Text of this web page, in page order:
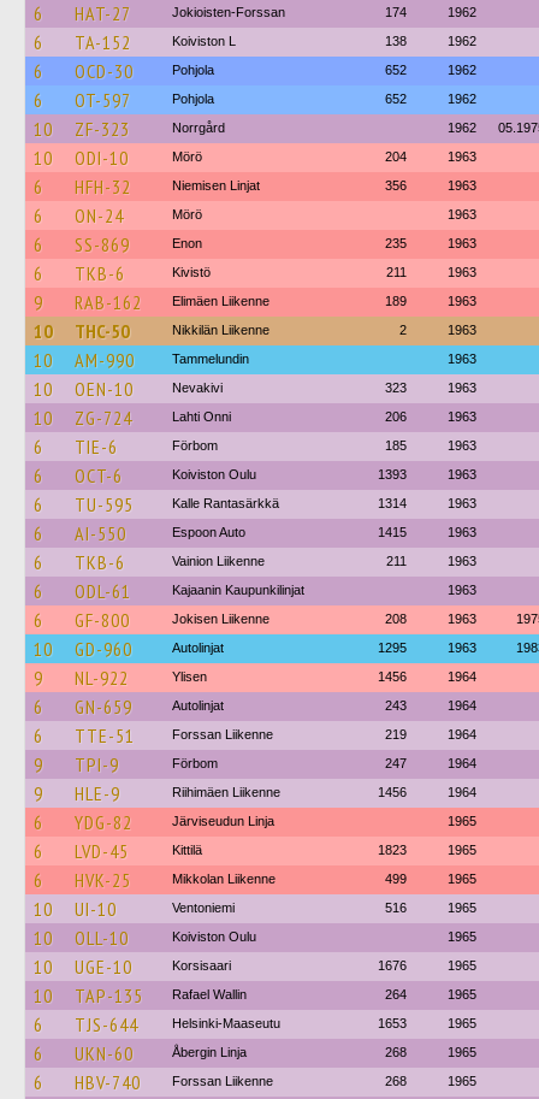
6 HAT-27 Jokioisten-Forssan 174 1962
6 TA-152 Koiviston L 138 1962
6 OCD-30 Pohjola 652 1962
6 OT-597 Pohjola 652 1962
10 ZF-323 Norrgård 1962
10 ODI-10 Mörö 204 1963
6 HFH-32 Niemisen Linjat 356 1963
6 ON-24 Mörö 1963
6 SS-869 Enon 235 1963
6 TKB-6 Kivistö 211 1963
9 RAB-162 Elimäen Liikenne 189 1963
10 THC-50 Nikkilän Liikenne 2 1963
10 AM-990 Tammelundin 1963
10 OEN-10 Nevakivi 323 1963
10 ZG-724 Lahti Onni 206 1963
6 TIE-6 Förbom 185 1963
6 OCT-6 Koiviston Oulu 1393 1963
6 TU-595 Kalle Rantasärkkä 1314 1963
6 AI-550 Espoon Auto 1415 1963
6 TKB-6 Vainion Liikenne 211 1963
6 ODL-61 Kajaanin Kaupunkilinjat 1963
6 GF-800 Jokisen Liikenne 208 1963
10 GD-960 Autolinjat 1295 1963
9 NL-922 Ylisen 1456 1964
6 GN-659 Autolinjat 243 1964
6 TTE-51 Forssan Liikenne 219 1964
9 TPI-9 Förbom 247 1964
9 HLE-9 Riihimäen Liikenne 1456 1964
6 YDG-82 Järviseudun Linja 1965
6 LVD-45 Kittilä 1823 1965
6 HVK-25 Mikkolan Liikenne 499 1965
10 UI-10 Ventoniemi 516 1965
10 OLL-10 Koiviston Oulu 1965
10 UGE-10 Korsisaari 1676 1965
10 TAP-135 Rafael Wallin 264 1965
6 TJS-644 Helsinki-Maaseutu 1653 1965
6 UKN-60 Åbergin Linja 268 1965
6 HBV-740 Forssan Liikenne 268 1965